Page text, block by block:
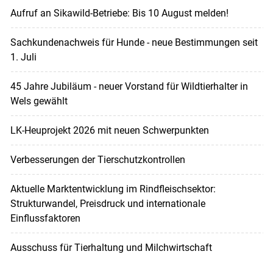
Aufruf an Sikawild-Betriebe: Bis 10 August melden!
Sachkundenachweis für Hunde - neue Bestimmungen seit
1. Juli
45 Jahre Jubiläum - neuer Vorstand für Wildtierhalter in
Wels gewählt
LK-Heuprojekt 2026 mit neuen Schwerpunkten
Verbesserungen der Tierschutzkontrollen
Aktuelle Marktentwicklung im Rindfleischsektor:
Strukturwandel, Preisdruck und internationale
Einflussfaktoren
Ausschuss für Tierhaltung und Milchwirtschaft